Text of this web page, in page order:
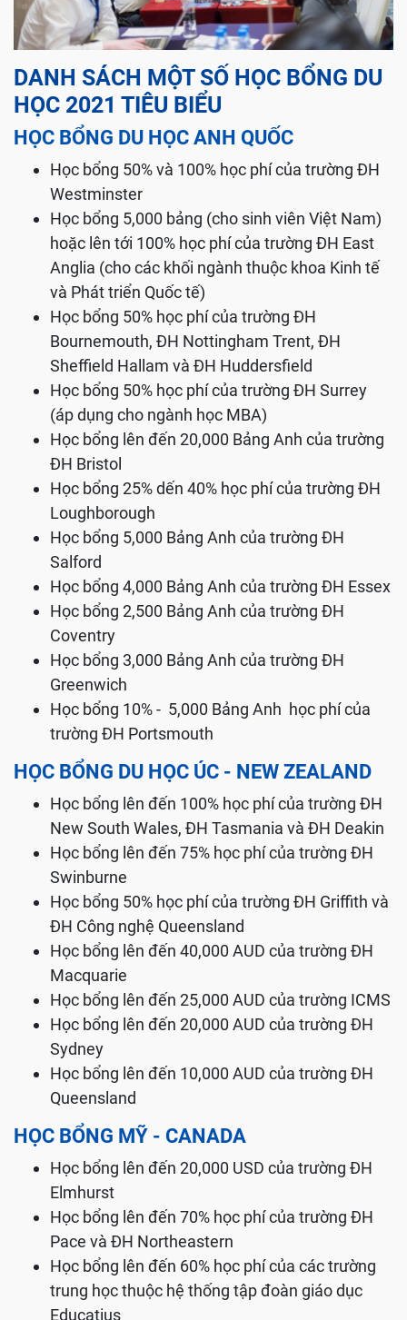
DANH SÁCH MỘT SỐ HỌC BỔNG DU
HỌC 2021 TIÊU BIỂU
HỌC BỔNG DU HỌC ANH QUỐC
Học bổng 50% và 100% học phí của trường ĐH
Westminster
Học bổng 5,000 bảng (cho sinh viên Việt Nam)
hoặc lên tới 100% học phí của trường ĐH East
Anglia (cho các khối ngành thuộc khoa Kinh tế
và Phát triển Quốc tế)
Học bổng 50% học phí của trường ĐH
Bournemouth, ĐH Nottingham Trent, ĐH
Sheffield Hallam và ĐH Huddersfield
Học bổng 50% học phí của trường ĐH Surrey
(áp dụng cho ngành học MBA)
Học bổng lên đến 20,000 Bảng Anh của trường
ĐH Bristol
Học bổng 25% dến 40% học phí của trường ĐH
Loughborough
Học bổng 5,000 Bảng Anh của trường ĐH
Salford
Học bổng 4,000 Bảng Anh của trường ĐH Essex
Học bổng 2,500 Bảng Anh của trường ĐH
Coventry
Học bổng 3,000 Bảng Anh của trường ĐH
Greenwich
Học bổng 10% - 5,000 Bảng Anh học phí của
trường ĐH Portsmouth
HỌC BỔNG DU HỌC ÚC - NEW ZEALAND
Học bổng lên đến 100% học phí của trường ĐH
New South Wales, ĐH Tasmania và ĐH Deakin
Học bổng lên đến 75% học phí của trường ĐH
Swinburne
Học bổng 50% học phí của trường ĐH Griffith và
ĐH Công nghệ Queensland
Học bổng lên đến 40,000 AUD của trường ĐH
Macquarie
Học bổng lên đến 25,000 AUD của trường ICMS
Học bổng lên đến 20,000 AUD của trường ĐH
Sydney
Học bổng lên đến 10,000 AUD của trường ĐH
Queensland
HỌC BỔNG MỸ - CANADA
Học bổng lên đến 20,000 USD của trường ĐH
Elmhurst
Học bổng lên đến 70% học phí của trường ĐH
Pace và ĐH Northeastern
Học bổng lên đến 60% học phí của các trường
trung học thuộc hệ thống tập đoàn giáo dục
Educatius